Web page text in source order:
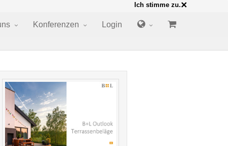
×
Ich stimme zu.
Konferenzen Login